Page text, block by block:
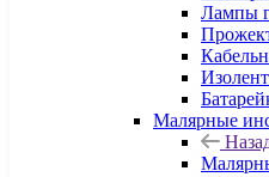
Лампы
Малярные